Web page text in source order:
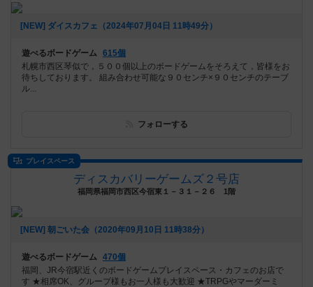
[NEW] ダイスカフェ（2024年07月04日 11時49分）
遊べるボードゲーム 615個
札幌市西区琴似で，５００個以上のボードゲームをそろえて，皆様をお
待ちしております。 組み合わせ可能な９０センチ×９０センチのテーブ
ル...
フォローする
プレイスペース
ディスカバリーゲームズ２号店
福岡県福岡市西区今宿東１－３１－２６ 1階
[NEW] 朝ごいた会（2020年09月10日 11時38分）
遊べるボードゲーム 470個
福岡、JR今宿駅近くのボードゲームプレイスペース・カフェのお店で
す ★相席OK、グループ様もお一人様も大歓迎 ★TRPGやマーダーミ